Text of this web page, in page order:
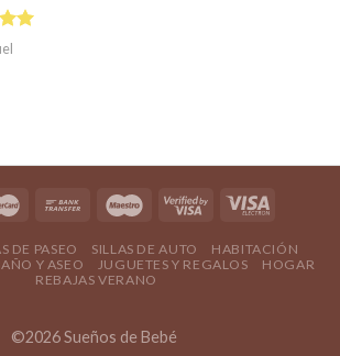
en
DE PASEO SILLAS DE AUTO
HABITACIÓN
Y ASEO JUGUETES Y REGALOS
HOGAR
REBAJAS VERANO
©2026 Sueños de Bebé